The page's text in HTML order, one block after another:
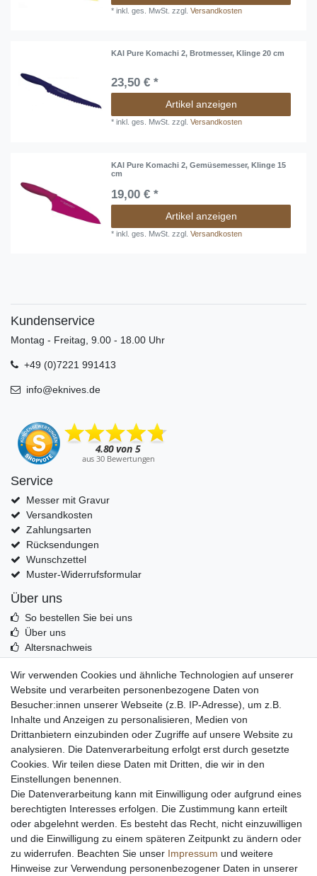
*inkl. ges. MwSt. zzgl.Versandkosten
KAI Pure Komachi 2, Brotmesser, Klinge 20 cm
23,50 € *
Artikel anzeigen
*inkl. ges. MwSt. zzgl.Versandkosten
KAI Pure Komachi 2, Gemüsemesser, Klinge 15
cm
19,00 € *
Artikel anzeigen
*inkl. ges. MwSt. zzgl.Versandkosten
Kundenservice
Montag - Freitag, 9.00 - 18.00 Uhr
+49 (0)7221 991413
info@eknives.de
Service
Messer mit Gravur
Versandkosten
Zahlungsarten
Rücksendungen
Wunschzettel
Muster-Widerrufsformular
Über uns
So bestellen Sie bei uns
Über uns
Altersnachweis
Echtheit von Kundenbewertungen
Messer Info Forum
Messer schärfen
Messerhersteller
Stahltabelle
Stahlarten
Rockwell Härte
Messerarten
Klingenformen
Holzarten
Wir verwenden Cookies und ähnliche Technologien auf unserer
Website und verarbeiten personenbezogene Daten von
Besucher:innen unserer Webseite (z.B. IP-Adresse), um z.B.
Inhalte und Anzeigen zu personalisieren, Medien von
Drittanbietern einzubinden oder Zugriffe auf unsere Website zu
analysieren. Die Datenverarbeitung erfolgt erst durch gesetzte
Cookies. Wir teilen diese Daten mit Dritten, die wir in den
Einstellungen benennen.
Die Datenverarbeitung kann mit Einwilligung oder aufgrund eines
berechtigten Interesses erfolgen. Die Zustimmung kann erteilt
oder abgelehnt werden. Es besteht das Recht, nicht einzuwilligen
und die Einwilligung zu einem späteren Zeitpunkt zu ändern oder
zu widerrufen. Beachten Sie unser Impressum und weitere
Hinweise zur Verwendung personenbezogener Daten in unserer